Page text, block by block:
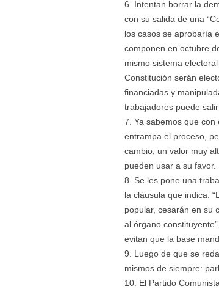
Intentan borrar la
con su salida de una
los casos se aprobaría
componen en octubre
mismo sistema
Constitución serán
financiadas y
trabajadores puede
Ya sabemos que
entrampa el proceso,
cambio, un valor muy
pueden usar a su favor.
Se les pone una
la cláusula que indica:
popular, cesarán en su
al órgano
evitan que la base
Luego de que se
mismos de siempre:
El Partido